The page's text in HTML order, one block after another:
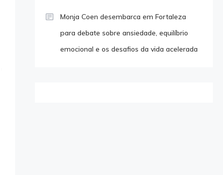
Monja Coen desembarca em Fortaleza
para debate sobre ansiedade, equilíbrio
emocional e os desafios da vida acelerada